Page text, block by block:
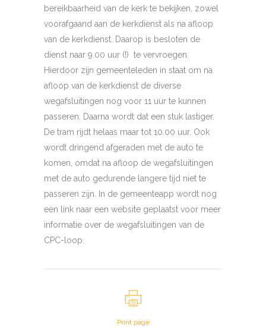
bereikbaarheid van de kerk te bekijken, zowel
voorafgaand aan de kerkdienst als na afloop
van de kerkdienst. Daarop is besloten de
dienst naar 9.00 uur (!) te vervroegen.
Hierdoor zijn gemeenteleden in staat om na
afloop van de kerkdienst de diverse
wegafsluitingen nog voor 11 uur te kunnen
passeren. Daarna wordt dat een stuk lastiger.
De tram rijdt helaas maar tot 10.00 uur. Ook
wordt dringend afgeraden met de auto te
komen, omdat na afloop de wegafsluitingen
met de auto gedurende langere tijd niet te
passeren zijn. In de gemeenteapp wordt nog
een link naar een website geplaatst voor meer
informatie over de wegafsluitingen van de
CPC-loop.
Print page